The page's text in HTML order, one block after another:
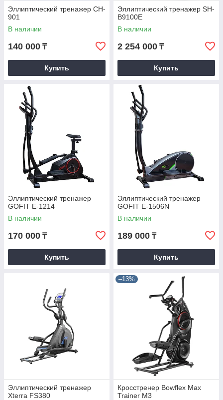
Эллиптический тренажер CH-
901
В наличии
140 000 ₸
Купить
Эллиптический тренажер SH-
В9100E
В наличии
2 254 000 ₸
Купить
Эллиптический тренажер
GOFIT E-1214
В наличии
170 000 ₸
Купить
Эллиптический тренажер
GOFIT E-1506N
В наличии
189 000 ₸
Купить
Эллиптический тренажер
Xterra FS380
–13%
Кросстренер Bowflex Max
Trainer M3